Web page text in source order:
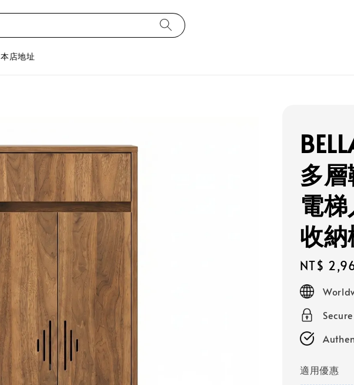
本店地址
多
電
收
Regular
price
NT$
適用優惠